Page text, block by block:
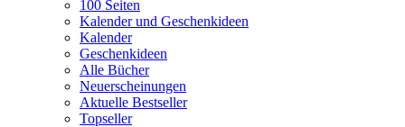
100 Seiten
Kalender und Geschenkideen
Kalender
Geschenkideen
Alle Bücher
Neuerscheinungen
Aktuelle Bestseller
Topseller